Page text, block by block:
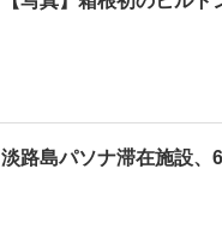
淡路島パソナ滞在施設、